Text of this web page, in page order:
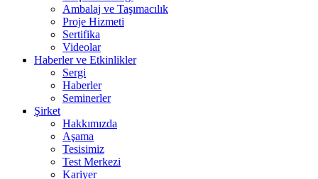
Ambalaj ve Taşımacılık
Proje Hizmeti
Sertifika
Videolar
Haberler ve Etkinlikler
Sergi
Haberler
Seminerler
Şirket
Hakkımızda
Aşama
Tesisimiz
Test Merkezi
Kariyer